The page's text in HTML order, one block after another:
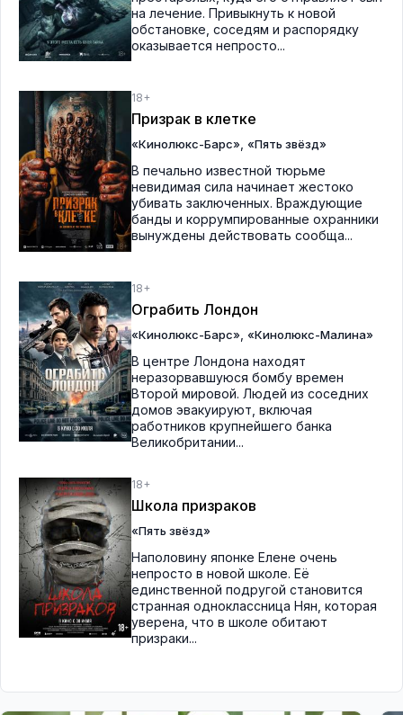
на лечение. Привыкнуть к новой
обстановке, соседям и распорядку
оказывается непросто...
18+
Призрак в клетке
«Кинолюкс-Барс» «Пять звёзд»
В печально известной тюрьме
невидимая сила начинает жестоко
убивать заключенных. Враждующие
банды и коррумпированные охранники
вынуждены действовать сообща...
18+
Ограбить Лондон
«Кинолюкс-Барс» «Кинолюкс-Малина»
В центре Лондона находят
неразорвавшуюся бомбу времен
Второй мировой. Людей из соседних
домов эвакуируют, включая
работников крупнейшего банка
Великобритании...
18+
Школа призраков
«Пять звёзд»
Наполовину японке Елене очень
непросто в новой школе. Её
единственной подругой становится
странная одноклассница Нян, которая
уверена, что в школе обитают
призраки...